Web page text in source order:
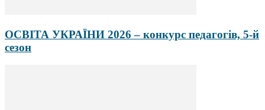
ОСВІТА УКРАЇНИ 2026 – конкурс педагогів, 5-й
сезон